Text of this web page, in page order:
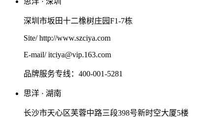
深圳市坂田十二橡树庄园F1-7栋
Site/ http://www.szciya.com
E-mail/ itciya@vip.163.com
品牌服务专线：400-001-5281
思洋 · 湖南
长沙市天心区芙蓉中路三段398号新时空大厦5楼